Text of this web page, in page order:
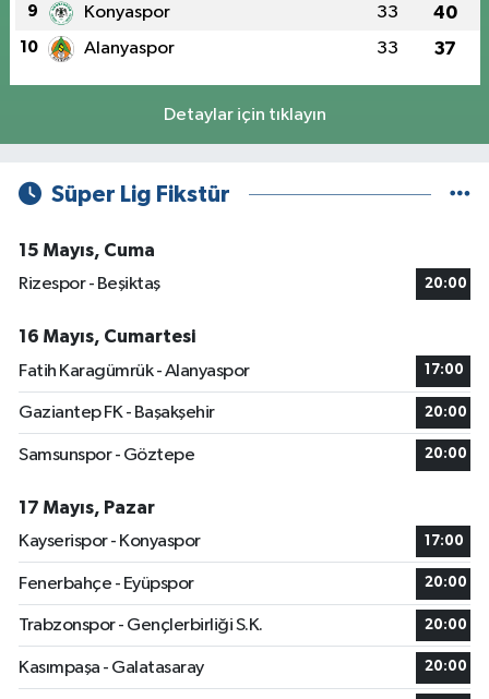
9 Konyaspor 33 40
10 Alanyaspor 33 37
Detaylar için tıklayın
Süper Lig Fikstür
15 Mayıs, Cuma
Rizespor - Beşiktaş
20:00
16 Mayıs, Cumartesi
Fatih Karagümrük - Alanyaspor
17:00
Gaziantep FK - Başakşehir 20:00
Samsunspor - Göztepe 20:00
17 Mayıs, Pazar
Kayserispor - Konyaspor
17:00
Fenerbahçe - Eyüpspor 20:00
Trabzonspor - Gençlerbirliği S.K. 20:00
Kasımpaşa - Galatasaray 20:00